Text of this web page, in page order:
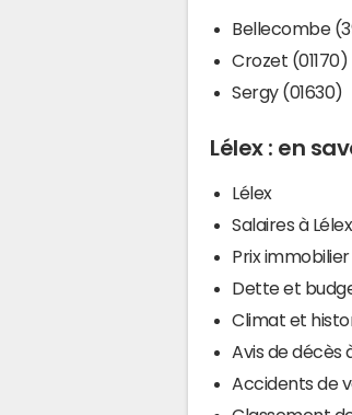
Bellecombe
Crozet (01170)
Sergy (01630)
Lélex : en
Lélex
Salaires à Lélex
Prix immobilier
Dette et
Climat et
Avis de décès
Accidents de